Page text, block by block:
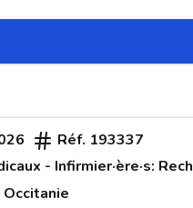
Réf. 193337
- Infirmier·ère·s:
Occitanie